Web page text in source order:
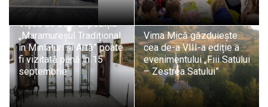
Vișeu de Sus: Expoziția
„Maramureșul Tradițional
în Miniaturi și Artă” poate
fi vizitată până în 15
septembrie
Vima Mică găzduiește
cea de-a VIII-a ediție a
evenimentului „Fiii Satului
– Zestrea Satului”